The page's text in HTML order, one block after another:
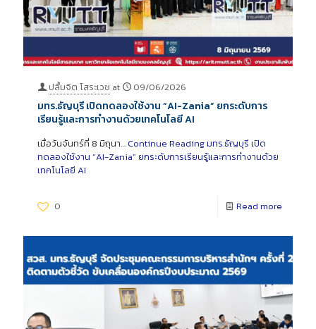
ปลื้มจิต โสระเวช at 09/06/2026
มทร.ธัญบุรี เปิดทดลองใช้งาน “AI-Zania” ยกระดับการ
เรียนรู้และการทำงานด้วยเทคโนโลยี AI
เมื่อวันจันทร์ที่ 8 มิถุนา… Continue Readingมทร.ธัญบุรี เปิด
ทดลองใช้งาน “AI-Zania” ยกระดับการเรียนรู้และการทำงานด้วย
เทคโนโลยี AI
0 Read more